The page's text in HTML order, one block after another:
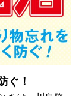
ぐ！